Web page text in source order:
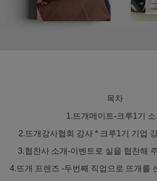
목차
1.뜨개메이트-크루1기 소
2.뜨개강사협회 강사 * 크루1기 기업
3.협찬사 소개-이벤트로 실을 협찬해
4.뜨개 프렌즈 -두번째 직업으로 뜨개를